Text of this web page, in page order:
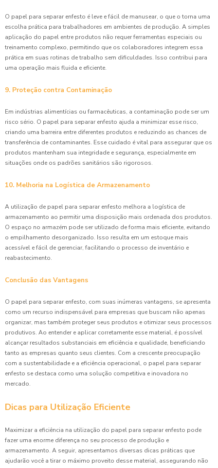
O papel para separar enfesto é leve e fácil de manusear, o que o torna uma
escolha prática para trabalhadores em ambientes de produção. A simples
aplicação do papel entre produtos não requer ferramentas especiais ou
treinamento complexo, permitindo que os colaboradores integrem essa
prática em suas rotinas de trabalho sem dificuldades. Isso contribui para
uma operação mais fluida e eficiente.
9. Proteção contra Contaminação
Em indústrias alimentícias ou farmacêuticas, a contaminação pode ser um
risco sério. O papel para separar enfesto ajuda a minimizar esse risco,
criando uma barreira entre diferentes produtos e reduzindo as chances de
transferência de contaminantes. Esse cuidado é vital para assegurar que os
produtos mantenham sua integridade e segurança, especialmente em
situações onde os padrões sanitários são rigorosos.
10. Melhoria na Logística de Armazenamento
A utilização de papel para separar enfesto melhora a logística de
armazenamento ao permitir uma disposição mais ordenada dos produtos.
O espaço no armazém pode ser utilizado de forma mais eficiente, evitando
o empilhamento desorganizado. Isso resulta em um estoque mais
acessível e fácil de gerenciar, facilitando o processo de inventário e
reabastecimento.
Conclusão das Vantagens
O papel para separar enfesto, com suas inúmeras vantagens, se apresenta
como um recurso indispensável para empresas que buscam não apenas
organizar, mas também proteger seus produtos e otimizar seus processos
produtivos. Ao entender e aplicar corretamente esse material, é possível
alcançar resultados substanciais em eficiência e qualidade, beneficiando
tanto as empresas quanto seus clientes. Com a crescente preocupação
com a sustentabilidade e a eficiência operacional, o papel para separar
enfesto se destaca como uma solução competitiva e inovadora no
mercado.
Dicas para Utilização Eficiente
Maximizar a eficiência na utilização do papel para separar enfesto pode
fazer uma enorme diferença no seu processo de produção e
armazenamento. A seguir, apresentamos diversas dicas práticas que
ajudarão você a tirar o máximo proveito desse material, assegurando não